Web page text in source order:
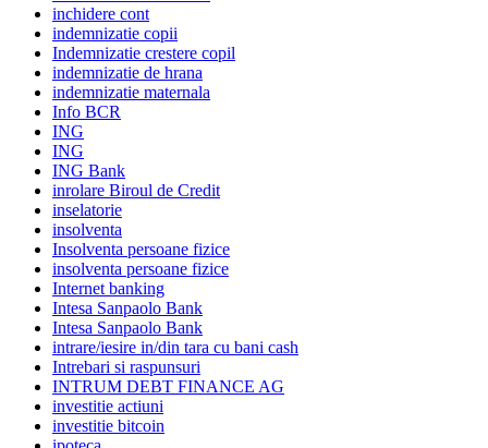
inchidere cont
indemnizatie copii
Indemnizatie crestere copil
indemnizatie de hrana
indemnizatie maternala
Info BCR
ING
ING
ING Bank
inrolare Biroul de Credit
inselatorie
insolventa
Insolventa persoane fizice
insolventa persoane fizice
Internet banking
Intesa Sanpaolo Bank
Intesa Sanpaolo Bank
intrare/iesire in/din tara cu bani cash
Intrebari si raspunsuri
INTRUM DEBT FINANCE AG
investitie actiuni
investitie bitcoin